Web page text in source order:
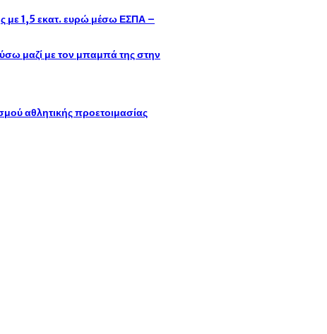
με 1,5 εκατ. ευρώ μέσω ΕΣΠΑ –
μαζί με τον μπαμπά της στην
αθλητικής προετοιμασίας